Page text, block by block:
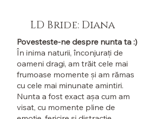
LD Bride: Diana
Povesteste-ne despre nunta ta :)
În inima naturii, înconjurați de
oameni dragi, am trăit cele mai
frumoase momente și am rămas
cu cele mai minunate amintiri.
Nunta a fost exact așa cum am
visat, cu momente pline de